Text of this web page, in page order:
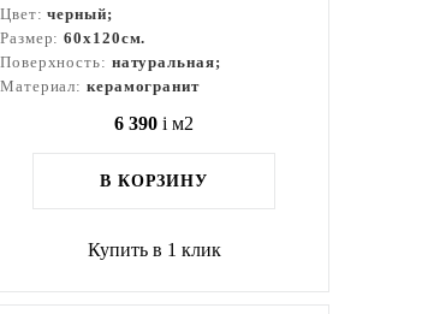
Цвет:черный;
Размер:60x120см.
Поверхность: натуральная;
Материал: керамогранит
6 390 i м2
В КОРЗИНУ
Купить в 1 клик